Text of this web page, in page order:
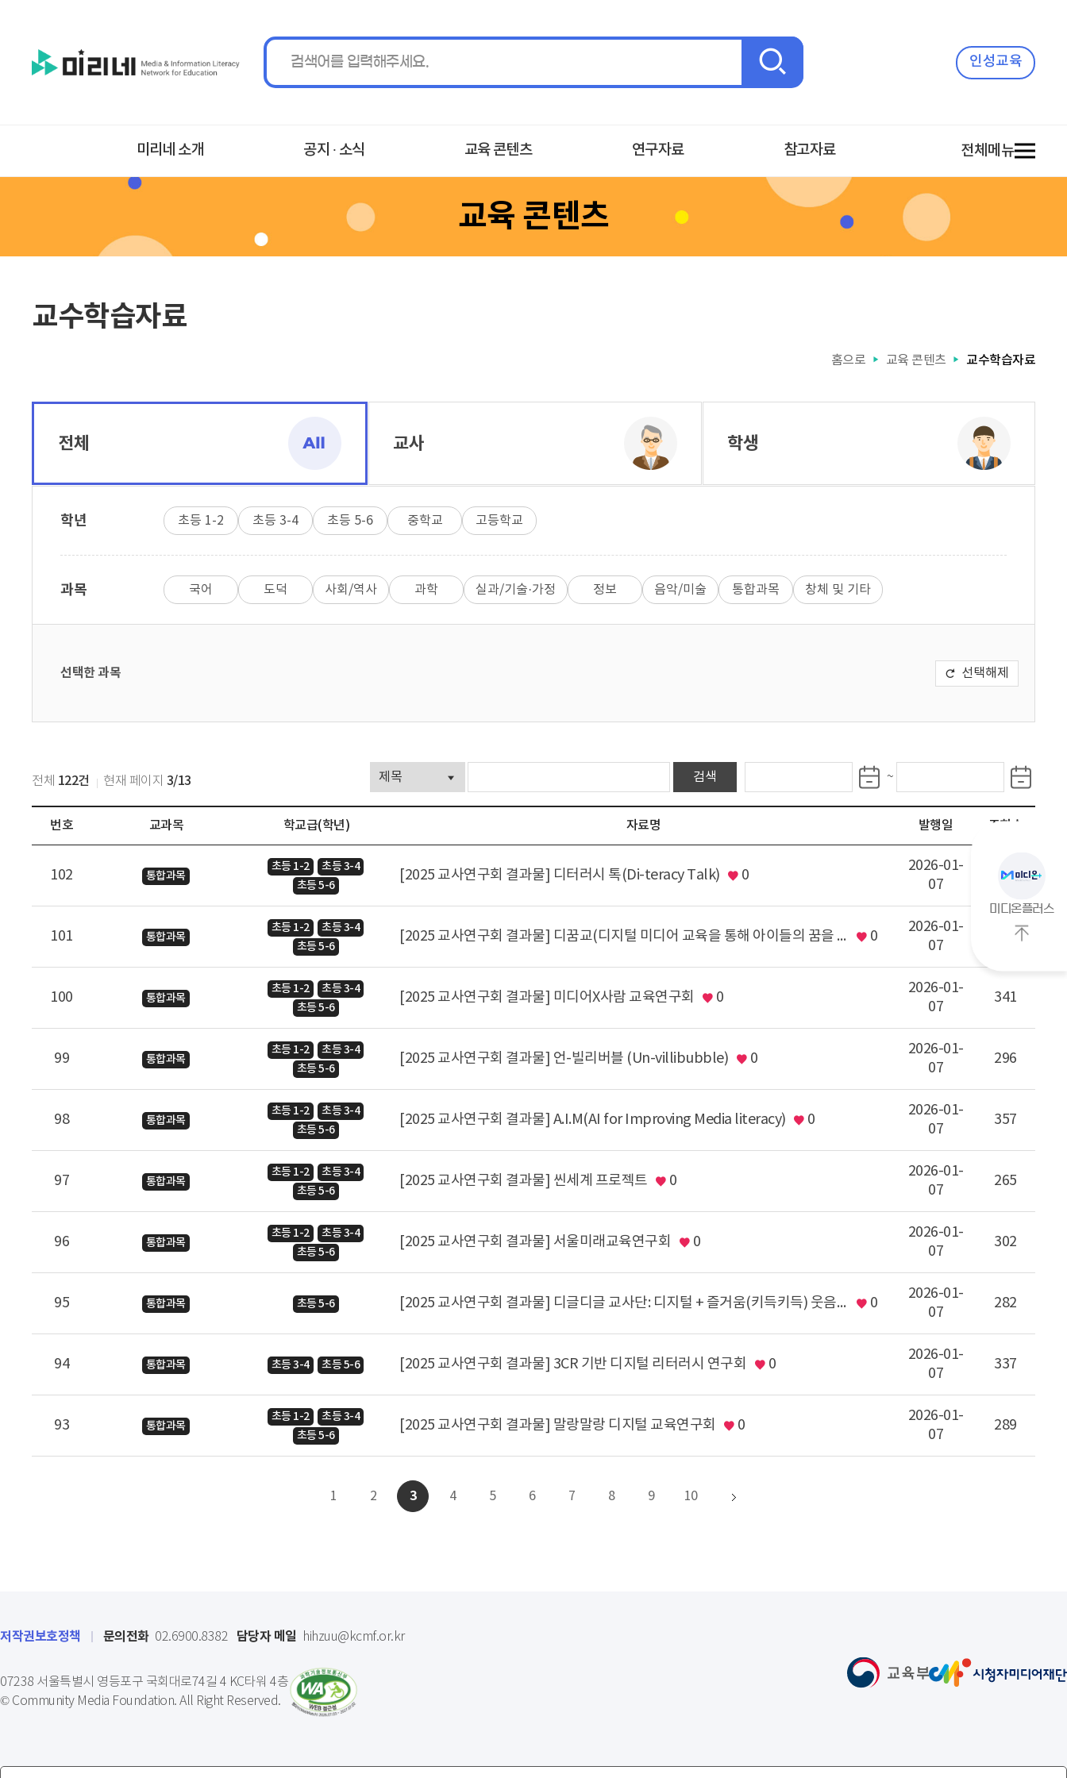
인성교육
미리네 소개 공지 ∙ 소식 교육 콘텐츠 연구자료 참고자료 전체메뉴
교육 콘텐츠
교수학습자료
홈으로 ▶ 교육 콘텐츠 ▶ 교수학습자료
전체 교사 학생
학년 초등 1-2 초등 3-4 초등 5-6 중학교 고등학교
과목 국어 도덕 사회/역사 과학 실과/기술·가정 정보 음악/미술 통합과목 창체 및 기타
선택한 과목 선택해제
행
일
~
전체 122건 현재 페이지 3/13
료
-
(UUID
발
번호 교과목 학교급(학년) 자료명 발행일 조회수
102 통합과목
초등 1-2
초등 3-4
초등 5-6
[2025 교사연구회 결과물] 디터러시 톡(Di-teracy Talk) 0
2026-01-
07
368
101 통합과목
초등 1-2
초등 3-4
초등 5-6
[2025 교사연구회 결과물] 디꿈교(디지털 미디어 교육을 통해 아이들의 꿈을 키우는 교사들) 0
2026-01-
07
378
100 통합과목
초등 1-2
초등 3-4
초등 5-6
[2025 교사연구회 결과물] 미디어X사람 교육연구회 0
2026-01-
07
341
99 통합과목
초등 1-2
초등 3-4
초등 5-6
[2025 교사연구회 결과물] 언-빌리버블 (Un-villibubble) 0
2026-01-
07
296
98 통합과목
초등 1-2
초등 3-4
초등 5-6
[2025 교사연구회 결과물] A.I.M(AI for Improving Media literacy) 0
2026-01-
07
357
97 통합과목
초등 1-2
초등 3-4
초등 5-6
[2025 교사연구회 결과물] 씬세계 프로젝트 0
2026-01-
07
265
96 통합과목
초등 1-2
초등 3-4
초등 5-6
[2025 교사연구회 결과물] 서울미래교육연구회 0
2026-01-
07
302
95 통합과목 초등 5-6 [2025 교사연구회 결과물] 디글디글 교사단: 디지털 + 즐거움(키득키득) 웃음 넘치는 디지털 교사들의 모임 0
2026-01-
07
282
94 통합과목 초등 3-4 초등 5-6 [2025 교사연구회 결과물] 3CR 기반 디지털 리터러시 연구회 0
2026-01-
07
337
93 통합과목
초등 1-2
초등 3-4
초등 5-6
[2025 교사연구회 결과물] 말랑말랑 디지털 교육연구회 0
2026-01-
07
289
1 2 3 4 5 6 7 8 9 10
미디온플러스
으
이
동
저작권보호정책 문의전화 02.6900.8382 담당자 메일 hihzuu@kcmf.or.kr
07238 서울특별시 영등포구 국회대로74길 4 KC타워 4층
© Community Media Foundation. All Right Reserved.